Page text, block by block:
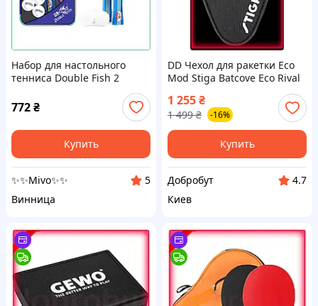
Набор для настольного
тенниса Double Fish 2
пятислойный шпон
любительский профи
772₴
Купить
✨✨Mivo✨✨
5
Винница
DD Чехол для ракетки Eco
Mod Stiga Batcove Eco Rival
черный для настольного
тенниса защита для
ракетки Dobro-A
1 255₴
1 499 ₴ -16%
Купить
Добробут
4.7
Киев